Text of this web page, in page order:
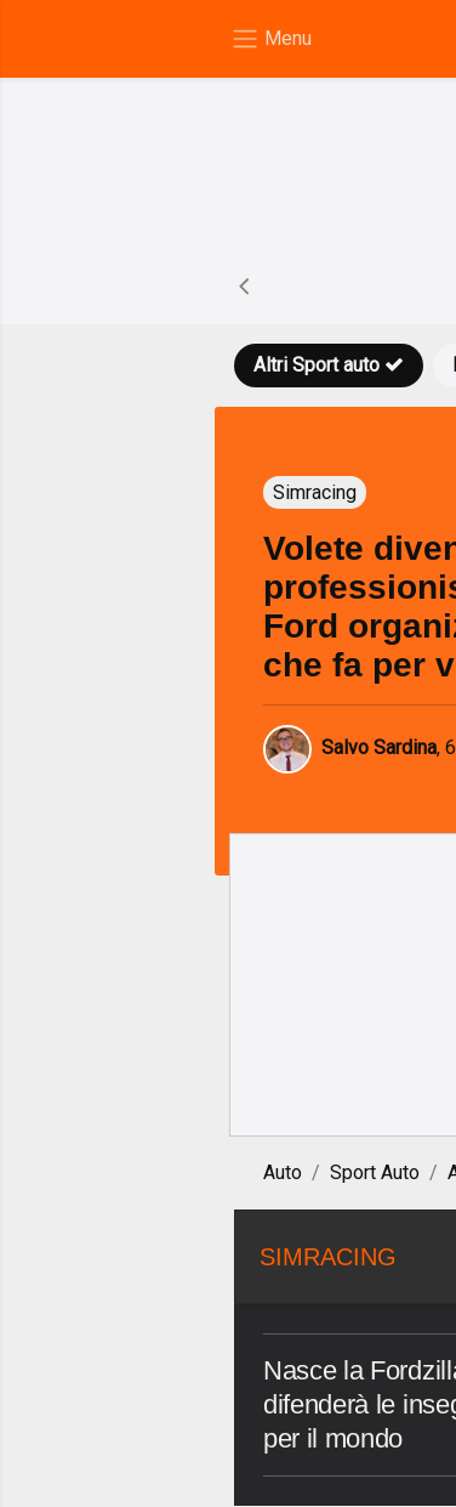
Altri Sport auto
Simracing
Volete
Ford
che fa per
Salvo Sardina,
Auto Sport Auto
SIMRACING
Nasce la
difenderà le
per il mondo